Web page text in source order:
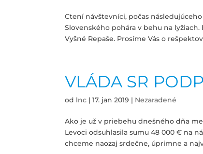
Ctení návštevníci, počas následujúceho
Slovenského pohára v behu na
Vyšné Repaše. Prosíme Vás o
VLÁDA SR
od lnc |17. jan 2019 | Nezaradené
Ako je už v priebehu dnešného dňa
Levoci odsuhlasila sumu 48 000 € na
chceme naozaj srdečne, úprimne a